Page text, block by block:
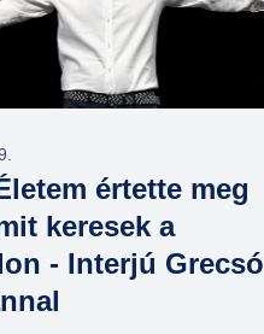
értette meg
keresek a
- Interjú Grecsó